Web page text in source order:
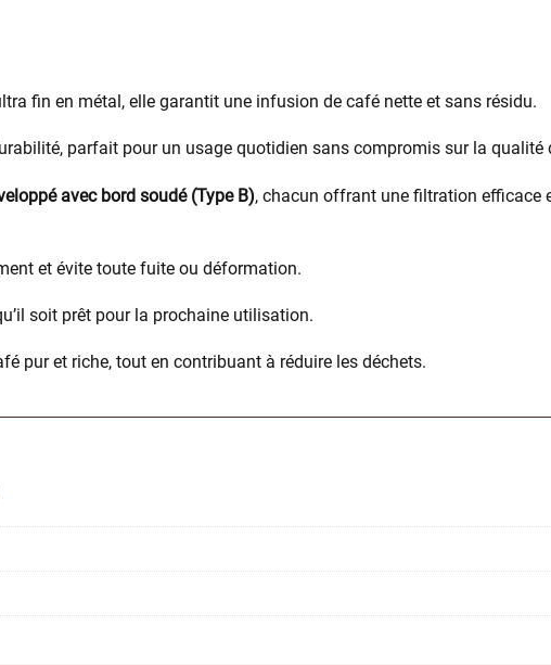
fin en métal, elle garantit une infusion de café nette et sans résidu.
parfait pour un usage quotidien sans compromis sur la qualité
avec bord soudé (Type B), chacun offrant une filtration efficace
et évite toute fuite ou déformation.
soit prêt pour la prochaine utilisation.
pur et riche, tout en contribuant à réduire les déchets.